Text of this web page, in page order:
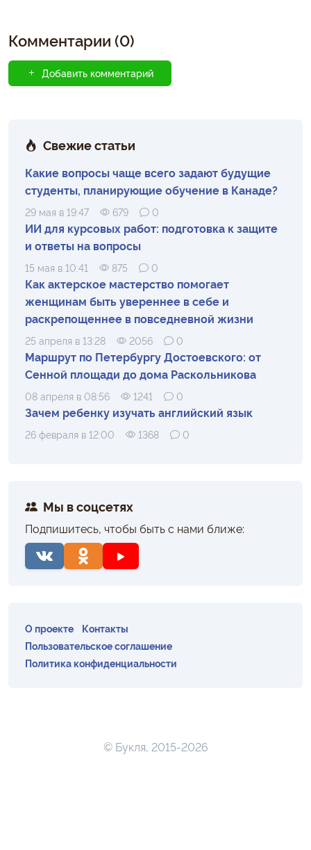
Комментарии (0)
Добавить комментарий
Свежие статьи
Какие вопросы чаще всего задают будущие
студенты, планирующие обучение в Канаде?
29 мая в 19:47 679 0
ИИ для курсовых работ: подготовка к защите
и ответы на вопросы
15 мая в 10:41 875 0
Как актерское мастерство помогает
женщинам быть увереннее в себе и
раскрепощеннее в повседневной жизни
25 апреля в 13:28 2056 0
Маршрут по Петербургу Достоевского: от
Сенной площади до дома Раскольникова
08 апреля в 08:56 1241 0
Зачем ребенку изучать английский язык
26 февраля в 12:00 1368 0
Мы в соцсетях
Подпишитесь, чтобы быть с нами ближе:
О проекте
Контакты
Пользовательское соглашение
Политика конфиденциальности
© Букля, 2015-2026